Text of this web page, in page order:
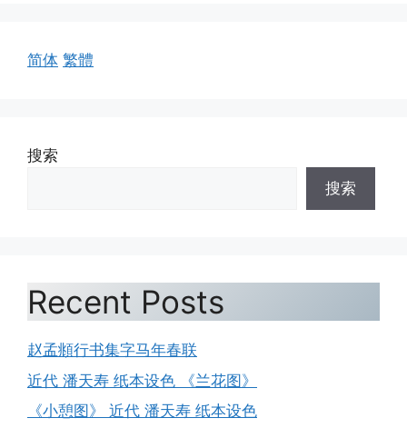
简体 繁體
搜索
搜索
Recent Posts
赵孟頫行书集字马年春联
近代 潘天寿 纸本设色 《兰花图》
《小憩图》 近代 潘天寿 纸本设色